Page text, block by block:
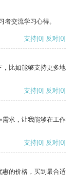
交流学习心得。
支持[0] 反对[0]
比如能够支持更多地
支持[0] 反对[0]
求，让我能够在工作
支持[0] 反对[0]
的价格，买到最合适